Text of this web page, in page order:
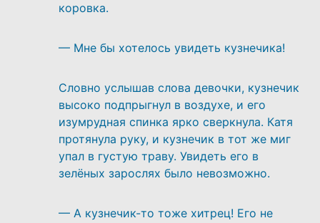
коровка.
— Мне бы хотелось увидеть кузнечика!
Словно услышав слова девочки, кузнечик
высоко подпрыгнул в воздухе, и его
изумрудная спинка ярко сверкнула. Катя
протянула руку, и кузнечик в тот же миг
упал в густую траву. Увидеть его в
зелёных зарослях было невозможно.
— А кузнечик-то тоже хитрец! Его не